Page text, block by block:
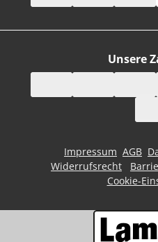
Unsere
Impressum AGB
Widerrufsrecht
Cookie-